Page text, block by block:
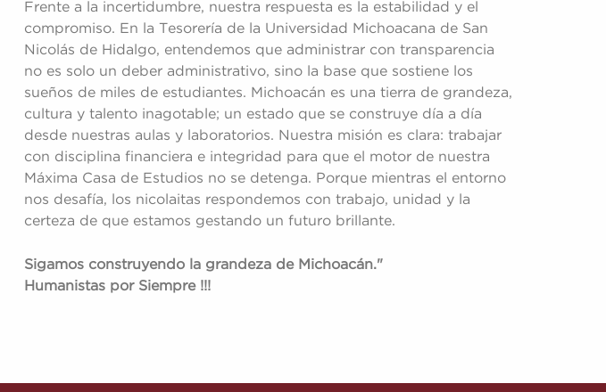
Frente a la incertidumbre, nuestra respuesta es la estabilidad y el
compromiso. En la Tesorería de la Universidad Michoacana de San
Nicolás de Hidalgo, entendemos que administrar con transparencia
no es solo un deber administrativo, sino la base que sostiene los
sueños de miles de estudiantes. Michoacán es una tierra de grandeza,
cultura y talento inagotable; un estado que se construye día a día
desde nuestras aulas y laboratorios. Nuestra misión es clara: trabajar
con disciplina financiera e integridad para que el motor de nuestra
Máxima Casa de Estudios no se detenga. Porque mientras el entorno
nos desafía, los nicolaitas respondemos con trabajo, unidad y la
certeza de que estamos gestando un futuro brillante.
Sigamos construyendo la grandeza de Michoacán."
Humanistas por Siempre !!!